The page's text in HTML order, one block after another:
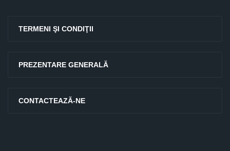
TERMENI ŞI CONDIŢII
PREZENTARE GENERALĂ
CONTACTEAZĂ-NE